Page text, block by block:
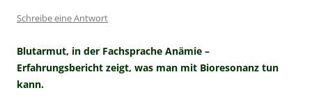
Schreibe eine Antwort
Blutarmut, in der Fachsprache Anämie –
Erfahrungsbericht zeigt, was man mit Bioresonanz tun
kann.